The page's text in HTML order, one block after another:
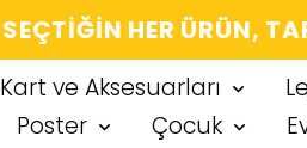
SEÇTIĞIN HER ÜRÜN,
Kart ve Aksesuarları
Poster Çocuk